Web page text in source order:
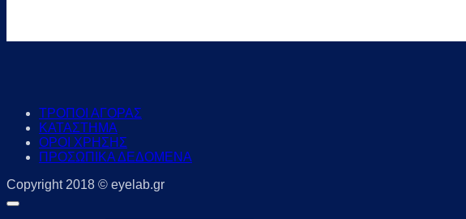
ΤΡΟΠΟΙ ΑΓΟΡΑΣ
ΚΑΤΑΣΤΗΜΑ
ΟΡΟΙ ΧΡΗΣΗΣ
ΠΡΟΣΩΠΙΚΑ ΔΕΔΟΜΕΝΑ
Copyright 2018 © eyelab.gr